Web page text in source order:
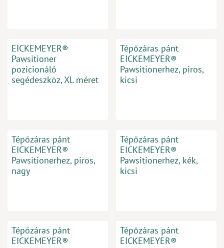
EICKEMEYER®
Pawsitioner
pozicionáló
segédeszköz, XL méret
Tépőzáras pánt
EICKEMEYER®
Pawsitionerhez, piros,
kicsi
Tépőzáras pánt
EICKEMEYER®
Pawsitionerhez, piros,
nagy
Tépőzáras pánt
EICKEMEYER®
Pawsitionerhez, kék,
kicsi
Tépőzáras pánt
EICKEMEYER®
Tépőzáras pánt
EICKEMEYER®